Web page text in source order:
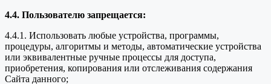
4.4. Пользователю запрещается:
4.4.1. Использовать любые устройства, программы,
процедуры, алгоритмы и методы, автоматические устройства
или эквивалентные ручные процессы для доступа,
приобретения, копирования или отслеживания содержания
Сайта данного;